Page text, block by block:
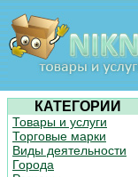
КАТЕГОРИИ
Товары и услуги
Торговые марки
Виды деятельности
Города